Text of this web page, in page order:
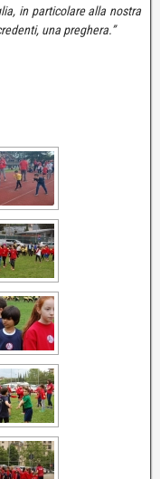
in particolare alla nostra
una preghera.”